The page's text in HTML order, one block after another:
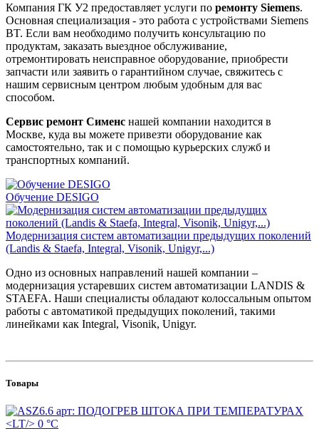
Компания ГК У2 предоставляет услуги по ремонту Siemens.
Основная специализация - это работа с устройствами Siemens
BT. Если вам необходимо получить консультацию по
продуктам, заказать выездное обслуживание,
отремонтировать неисправное оборудование, приобрести
запчасти или заявить о гарантийном случае, свяжитесь с
нашим сервисным центром любым удобным для вас
способом.
Сервис ремонт Сименс нашей компании находится в
Москве, куда вы можете привезти оборудование как
самостоятельно, так и с помощью курьерских служб и
транспортных компаний.
Обучение DESIGO
Модернизация систем автоматизации предыдущих поколений
(Landis & Staefa, Integral, Visonik, Unigyr,...)
Одно из основных направлений нашей компании –
модернизация устаревших систем автоматизации LANDIS &
STAEFA. Наши специалисты обладают колоссальным опытом
работы с автоматикой предыдущих поколений, такими
линейками как Integral, Visonik, Unigyr.
Товары